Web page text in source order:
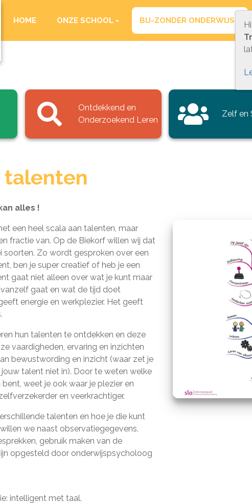
HOME ONZE SCHOOL BIJ-ZONDER ONDERWIJS
Ontdekkend en
Onderzoekend Leren
Zelf en
talenten
alles !
een heel scala aan talenten, maar
fractie van. Op de Biekorf willen wij dat
soorten. Zo wordt gesproken over een
ben je super creatief of heb je een
gaat niet alleen over wat je kunt maar
gaat en wat de tijd doet
energie en werkplezier. Het geeft
hun talenten te ontdekken en deze
vaardigheden, ervaring en inzichten
bewustwording en inzicht (waar zet je
talent niet in). Door te weten welke
weet je ook waar je plezier en
en veerkrachtiger.
talenten en hoe je die kunt
we naast observatiegegevens,
gebruik maken van de
opgesteld door onderwijspsycholoog
intelligent met taal.